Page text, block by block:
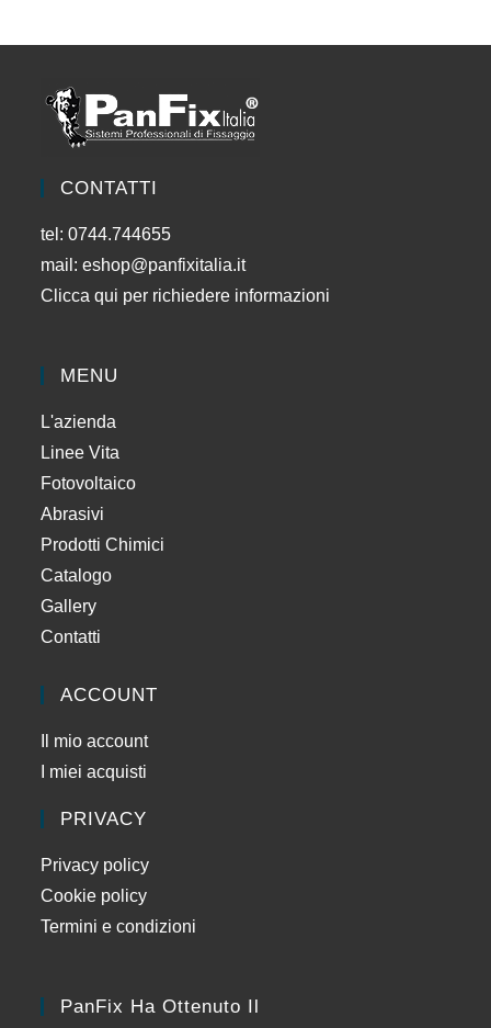
CONTATTI
tel: 0744.744655
mail:eshop@panfixitalia.it
Clicca qui per richiedere informazioni
MENU
L'azienda
Linee Vita
Fotovoltaico
Abrasivi
Prodotti Chimici
Catalogo
Gallery
Contatti
ACCOUNT
Il mio account
I miei acquisti
PRIVACY
Privacy policy
Cookie policy
Termini e condizioni
PanFix Ha Ottenuto Il